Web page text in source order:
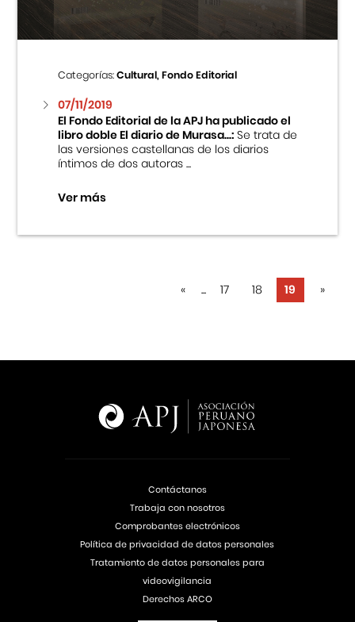
Categorías:Cultural, Fondo Editorial
07/11/2019
El Fondo Editorial de la APJ ha publicado el
libro doble El diario de Murasa...:Se trata de
las versiones castellanas de los diarios
íntimos de dos autoras ...
Ver más
« ... 17 18 19 »
Contáctanos
Trabaja con nosotros
Comprobantes electrónicos
Política de privacidad de datos personales
Tratamiento de datos personales para
videovigilancia
Derechos ARCO